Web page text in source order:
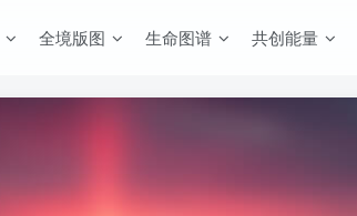
全境版图 生命图谱 共创能量